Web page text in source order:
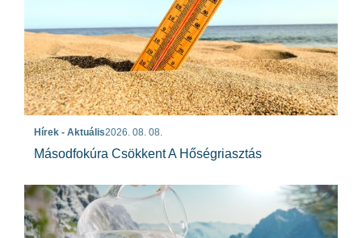
Hírek - Aktuális2026. 08. 08.
Másodfokúra Csökkent A Hőségriasztás